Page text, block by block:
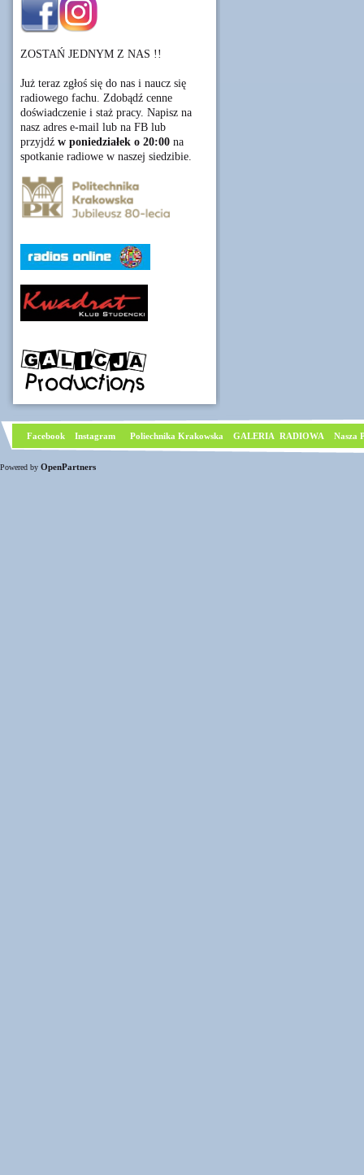
ZOSTAŃ JEDNYM Z NAS !!
Już teraz zgłoś się do nas i naucz się
radiowego fachu. Zdobądź cenne
doświadczenie i staż pracy. Napisz na
nasz adres e-mail lub na FB lub
przyjdź w poniedziałek o 20:00 na
spotkanie radiowe w naszej siedzibie.
Facebook Instagram Poliechnika Krakowska GALERIA RADIOWA Nasza
Powered by OpenPartners